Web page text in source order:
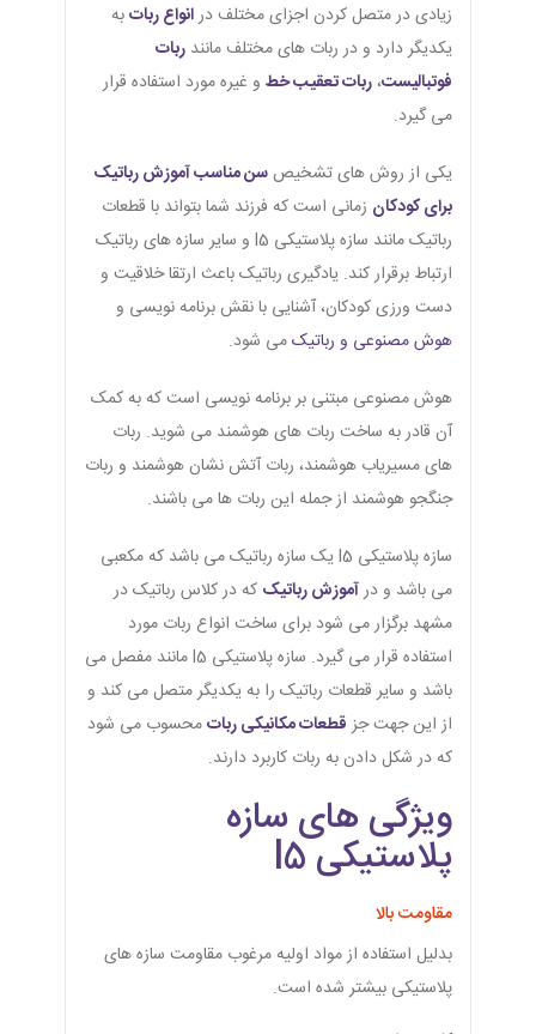
زیادی در متصل کردن اجزای مختلف درانواع رباتبه
یکدیگر دارد و در ربات های مختلف مانند ربات
فوتبالیست، ربات تعقیب خط و غیره مورد استفاده قرار
می گیرد.
یکی از روش های تشخیص سن مناسب آموزش رباتیک
برای کودکان زمانی است که فرزند شما بتواند با قطعات
رباتیک مانند سازه پلاستیکی l5 و سایر سازه های رباتیک
ارتباط برقرار کند. یادگیری رباتیک باعث ارتقا خلاقیت و
دست ورزی کودکان، آشنایی با نقش برنامه نویسی و
هوش مصنوعی و رباتیکمی شود.
هوش مصنوعی مبتنی بر برنامه نویسی است که به کمک
آن قادر به ساخت ربات های هوشمند می شوید. ربات
های مسیریاب هوشمند، ربات آتش نشان هوشمند و ربات
جنگجو هوشمند از جمله این ربات ها می باشند.
سازه پلاستیکی l5 یک سازه رباتیک می باشد که مکعبی
می باشد و درآموزش رباتیک که در کلاس رباتیک در
مشهد برگزار می شود برای ساخت انواع ربات مورد
استفاده قرار می گیرد. سازه پلاستیکی l5 مانند مفصل می
باشد و سایر قطعات رباتیک را به یکدیگر متصل می کند و
از این جهت جزقطعات مکانیکی رباتمحسوب می شود
که در شکل دادن به ربات کاربرد دارند.
ویژگی های سازه
پلاستیکی l5
مقاومت بالا
بدلیل استفاده از مواد اولیه مرغوب مقاومت سازه های
پلاستیکی بیشتر شده است.